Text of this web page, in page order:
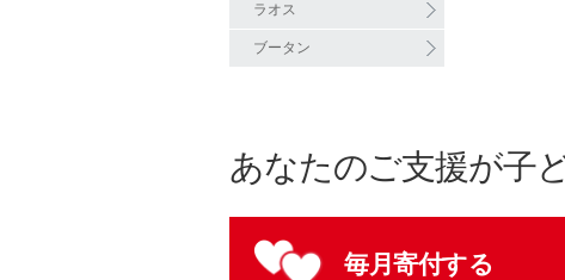
ラオス
ブータン
あなたのご支援が子
毎月寄付する